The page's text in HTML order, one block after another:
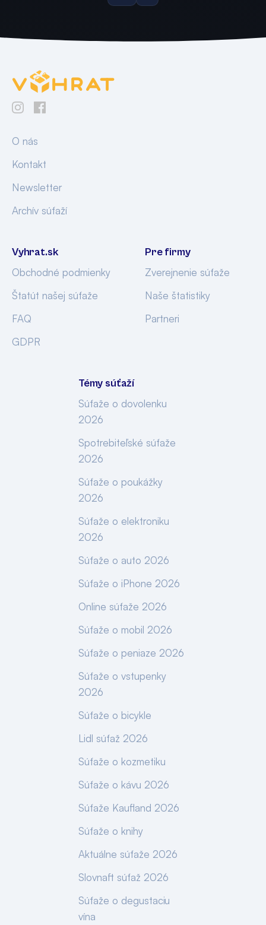
O nás
Kontakt
Newsletter
Archív súťaží
Vyhrat.sk
Obchodné podmienky
Štatút našej súťaže
FAQ
GDPR
Pre firmy
Zverejnenie súťaže
Naše štatistiky
Partneri
Témy súťaží
Súťaže o dovolenku
2026
Spotrebiteľské súťaže
2026
Súťaže o poukážky
2026
Súťaže o elektroniku
2026
Súťaže o auto 2026
Súťaže o iPhone 2026
Online súťaže 2026
Súťaže o mobil 2026
Súťaže o peniaze 2026
Súťaže o vstupenky
2026
Súťaže o bicykle
Lidl súťaž 2026
Súťaže o kozmetiku
Súťaže o kávu 2026
Súťaže Kaufland 2026
Súťaže o knihy
Aktuálne súťaže 2026
Slovnaft súťaž 2026
Súťaže o degustaciu
vína